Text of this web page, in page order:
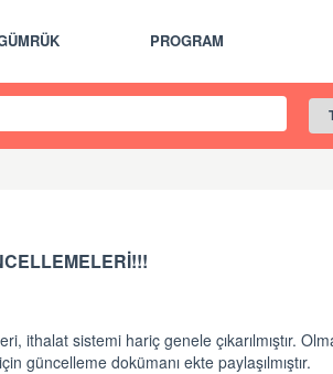
PROGRAM
ithalat sistemi hariç genele çıkarılmıştır.
güncelleme dokümanı ekte paylaşılmıştır.